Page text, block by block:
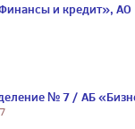
и кредит», АО
№ 7 / АБ